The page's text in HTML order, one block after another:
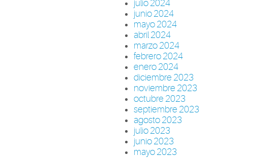
julio 2024
junio 2024
mayo 2024
abril 2024
marzo 2024
febrero 2024
enero 2024
diciembre 2023
noviembre 2023
octubre 2023
septiembre 2023
agosto 2023
julio 2023
junio 2023
mayo 2023